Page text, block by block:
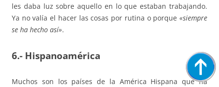
les daba luz sobre aquello en lo que estaban trabajando.
Ya no valía el hacer las cosas por rutina o porque «siempre
se ha hecho así».
6.- Hispanoamérica
Muchos son los países de la América Hispana que ha